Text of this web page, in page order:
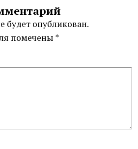
будет опубликован.
помечены *